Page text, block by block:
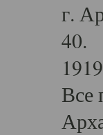
г.
40.
Все